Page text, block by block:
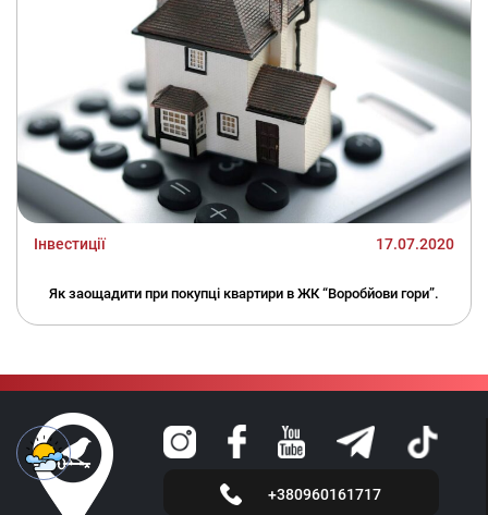
Інвестиції 17.07.2020
Як заощадити при покупці квартири в ЖК “Воробйови гори”.
+380960161717